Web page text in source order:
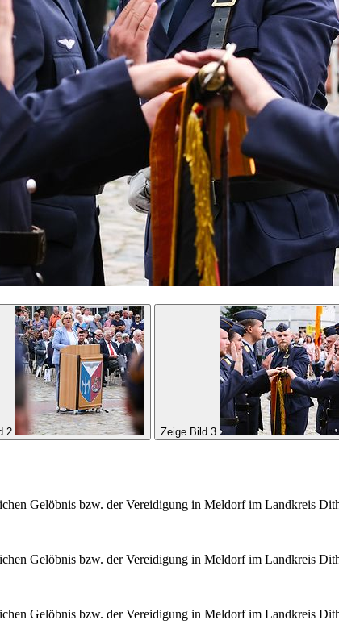
2
Zeige Bild 3
Gelöbnis bzw. der Vereidigung in Meldorf im Landkreis
Gelöbnis bzw. der Vereidigung in Meldorf im Landkreis
Gelöbnis bzw. der Vereidigung in Meldorf im Landkreis